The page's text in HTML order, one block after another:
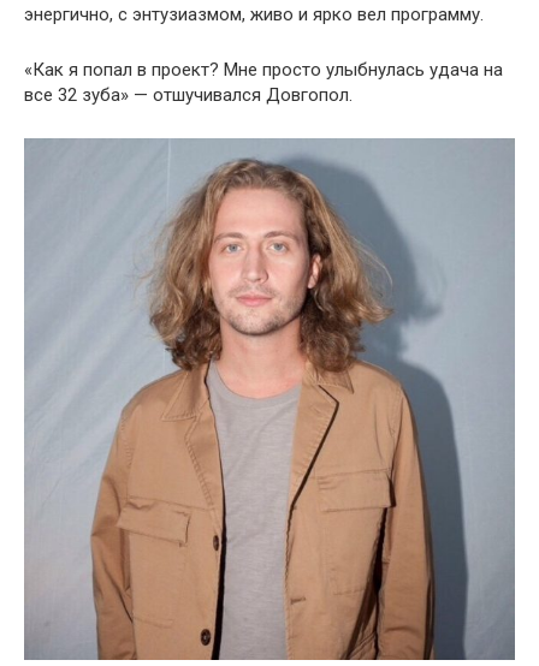
энергично, с энтузиазмом, живо и ярко вел программу.
«Как я попал в проект? Мне просто улыбнулась удача на
все 32 зуба» — отшучивался Довгопол.